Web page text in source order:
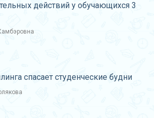
действий у обучающихся 3
спасает студенческие будни